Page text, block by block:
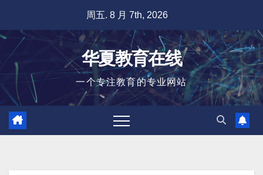
容
周五. 8 月 7th, 2026
华夏教育在线
一个专注教育的专业网站